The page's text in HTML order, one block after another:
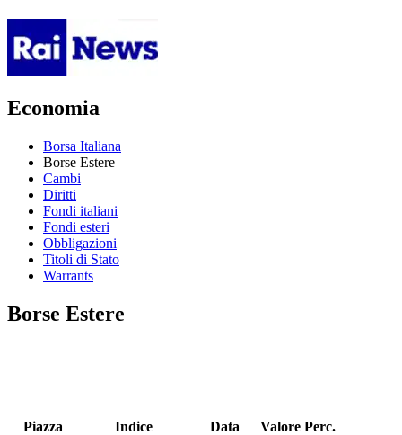
Economia
Borsa Italiana
Borse Estere
Cambi
Diritti
Fondi italiani
Fondi esteri
Obbligazioni
Titoli di Stato
Warrants
Borse Estere
Piazza Indice Data Valore Perc.